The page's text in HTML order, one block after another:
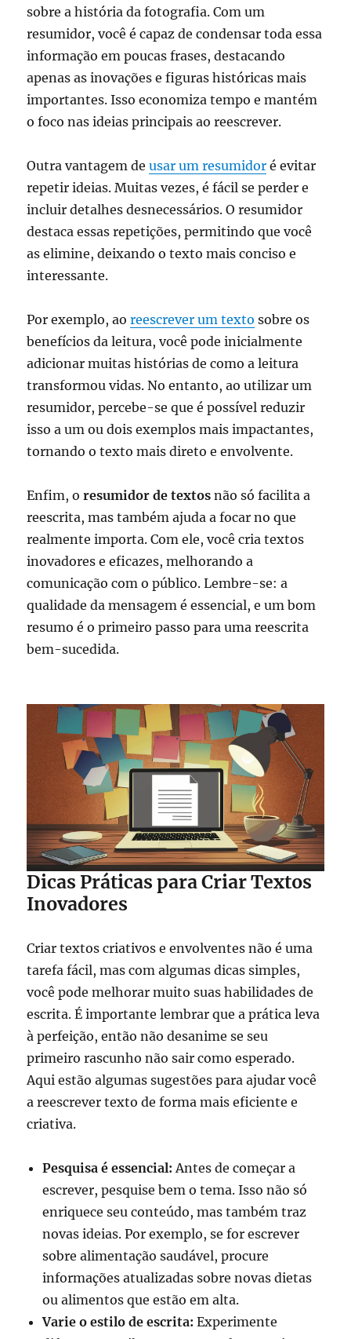
sobre a história da fotografia. Com um
resumidor, você é capaz de condensar toda essa
informação em poucas frases, destacando
apenas as inovações e figuras históricas mais
importantes. Isso economiza tempo e mantém
o foco nas ideias principais ao reescrever.
Outra vantagem deusar um resumidor é evitar
repetir ideias. Muitas vezes, é fácil se perder e
incluir detalhes desnecessários. O resumidor
destaca essas repetições, permitindo que você
as elimine, deixando o texto mais conciso e
interessante.
Por exemplo, aoreescrever um texto sobre os
benefícios da leitura, você pode inicialmente
adicionar muitas histórias de como a leitura
transformou vidas. No entanto, ao utilizar um
resumidor, percebe-se que é possível reduzir
isso a um ou dois exemplos mais impactantes,
tornando o texto mais direto e envolvente.
Enfim, oresumidor de textos não só facilita a
reescrita, mas também ajuda a focar no que
realmente importa. Com ele, você cria textos
inovadores e eficazes, melhorando a
comunicação com o público. Lembre-se: a
qualidade da mensagem é essencial, e um bom
resumo é o primeiro passo para uma reescrita
bem-sucedida.
Dicas Práticas para Criar Textos
Inovadores
Criar textos criativos e envolventes não é uma
tarefa fácil, mas com algumas dicas simples,
você pode melhorar muito suas habilidades de
escrita. É importante lembrar que a prática leva
à perfeição, então não desanime se seu
primeiro rascunho não sair como esperado.
Aqui estão algumas sugestões para ajudar você
a reescrever texto de forma mais eficiente e
criativa.
Pesquisa é essencial: Antes de começar a
escrever, pesquise bem o tema. Isso não só
enriquece seu conteúdo, mas também traz
novas ideias. Por exemplo, se for escrever
sobre alimentação saudável, procure
informações atualizadas sobre novas dietas
ou alimentos que estão em alta.
Varie o estilo de escrita: Experimente